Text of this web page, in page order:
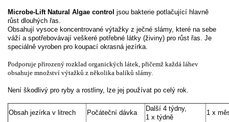
Microbe-Lift Natural Algae control jsou bakterie potlačující hlavně
růst dlouhých řas.
Obsahují vysoce koncentrované výtažky z ječné slámy, které na sebe
váží a spotřebovávají veškeré potřebné látky (živiny) pro růst řas. Je
speciálně vyroben pro koupací okrasná jezírka.
Podporuje přirozený rozklad organických látek, přičemž každá láhev
obsahuje množství výtažků z několika balíků slámy.
Není škodlivý pro ryby a rostliny, lze jej používat po celý rok.
Obsah jezírka v litrech Počáteční dávka
Další 4 týdny,
1 x týdně
1 x